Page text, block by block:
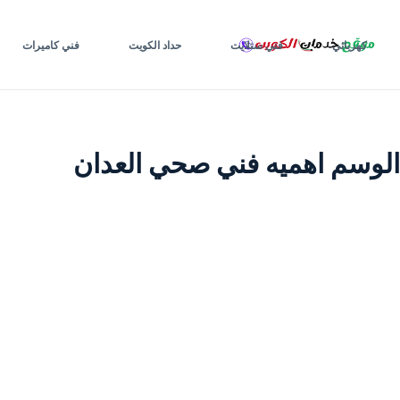
المحتوى
كهربائي فني ستلايت حداد الكويت فني كاميرات
الوسم اهميه فني صحي العدان